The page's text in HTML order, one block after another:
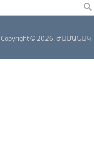
Copyright © 2026, ԺԱՄԱՆԱԿ